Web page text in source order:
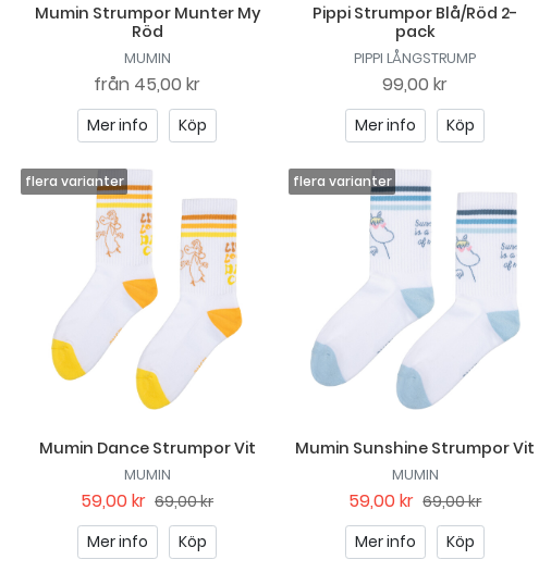
Mumin Strumpor Munter My
Röd
MUMIN
från 45,00 kr
Mer info Köp
Pippi Strumpor Blå/Röd 2-
pack
PIPPI LÅNGSTRUMP
99,00 kr
Mer info Köp
Mumin Dance Strumpor Vit
MUMIN
59,00 kr 69,00 kr
Mer info
Köp
Mumin Sunshine Strumpor Vit
MUMIN
59,00 kr 69,00 kr
Mer info
Köp